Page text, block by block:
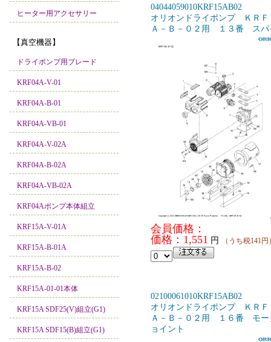
ヒーター用アクセサリー
【真空機器】
ドライポンプ用ブレード
KRF04A-V-01
KRF04A-B-01
KRF04A-VB-01
KRF04A-V-02A
KRF04A-B-02A
KRF04A-VB-02A
KRF04Aポンプ本体組立
KRF15A-V-01A
KRF15A-B-01A
KRF15A-B-02
KRF15A-01-01本体
KRF15A SDF25(V)組立(G1)
KRF15A SDF15(B)組立(G1)
04044059010KRF15AB02
オリオンドライポンプ ＫＲＦ
Ａ－Ｂ－０２用 １３番 スパ
会員価格：
価格：1,551 円 （うち税141円
02100061010KRF15AB02
オリオンドライポンプ ＫＲＦ
Ａ－Ｂ－０２用 １６番 モー
ョイント